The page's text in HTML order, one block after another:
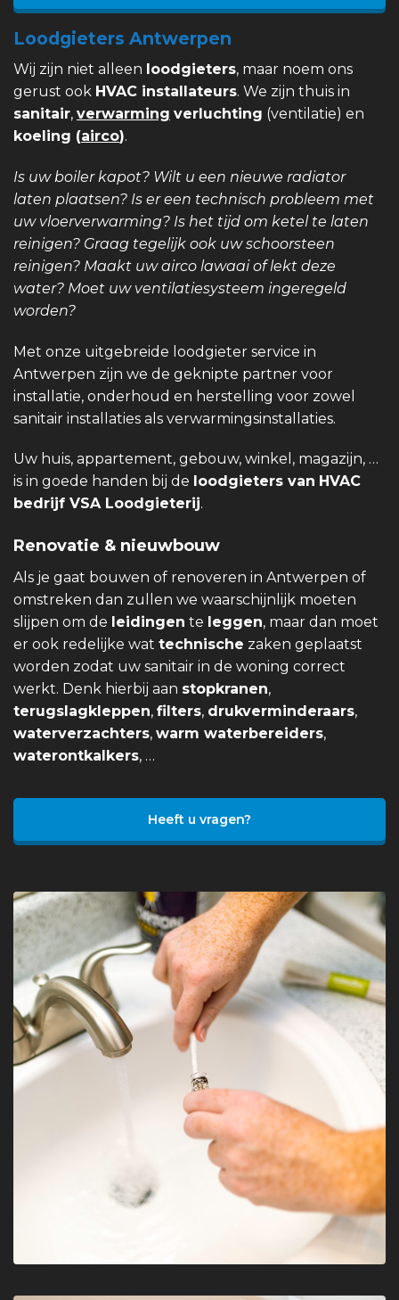
Loodgieters Antwerpen
Wij zijn niet alleen loodgieters, maar noem ons
gerust ook HVAC installateurs. We zijn thuis in
sanitair, verwarming verluchting (ventilatie) en
koeling (airco).
Is uw boiler kapot? Wilt u een nieuwe radiator
laten plaatsen? Is er een technisch probleem met
uw vloerverwarming? Is het tijd om ketel te laten
reinigen? Graag tegelijk ook uw schoorsteen
reinigen? Maakt uw airco lawaai of lekt deze
water? Moet uw ventilatiesysteem ingeregeld
worden?
Met onze uitgebreide loodgieter service in
Antwerpen zijn we de geknipte partner voor
installatie, onderhoud en herstelling voor zowel
sanitair installaties als verwarmingsinstallaties.
Uw huis, appartement, gebouw, winkel, magazijn, …
is in goede handen bij de loodgieters van HVAC
bedrijf VSA Loodgieterij.
Renovatie & nieuwbouw
Als je gaat bouwen of renoveren in Antwerpen of
omstreken dan zullen we waarschijnlijk moeten
slijpen om de leidingen te leggen, maar dan moet
er ook redelijke wat technische zaken geplaatst
worden zodat uw sanitair in de woning correct
werkt. Denk hierbij aan stopkranen,
terugslagkleppen, filters, drukverminderaars,
waterverzachters, warm waterbereiders,
waterontkalkers, …
Heeft u vragen?